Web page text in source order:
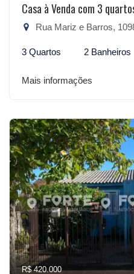
Casa à Venda com 3
Rua Mariz e Barros, 1098 -
3 Quartos 2 Banheiros
Mais informações
R$ 420.000